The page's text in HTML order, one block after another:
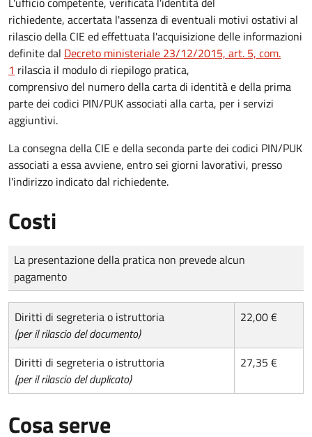
richiedente, accertata l'assenza di eventuali motivi ostativi al
rilascio della CIE ed effettuata l'acquisizione delle informazioni
definite dal Decreto ministeriale 23/12/2015, art. 5, com.
1 rilascia il modulo di riepilogo pratica,
comprensivo del numero della carta di identità e della prima
parte dei codici PIN/PUK associati alla carta, per i servizi
aggiuntivi.
La consegna della CIE e della seconda parte dei codici PIN/PUK
associati a essa avviene, entro sei giorni lavorativi, presso
l'indirizzo indicato dal richiedente.
Costi
Tipo di pagamento
Importo
La presentazione della pratica non prevede alcun
pagamento
Diritti di segreteria o istruttoria
(per il rilascio del documento)
22,00 €
Diritti di segreteria o istruttoria
(per il rilascio del duplicato)
27,35 €
Cosa serve